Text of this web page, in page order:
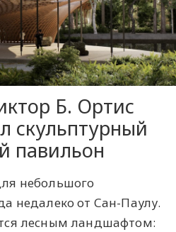
Б. Ортис
скульптурный
павильон
небольшого
недалеко от Сан-Паулу.
лесным ландшафтом: